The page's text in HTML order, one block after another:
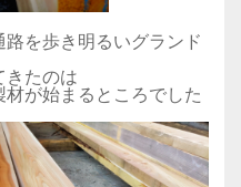
を歩き明るいグランド
きたのは
が始まるところでした